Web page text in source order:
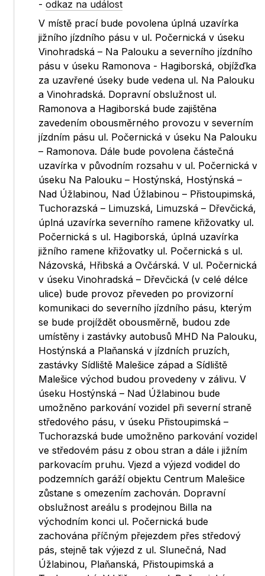
-odkaz na událost
V místě prací bude povolena úplná uzavírka
jižního jízdního pásu v ul. Počernická v úseku
Vinohradská – Na Palouku a severního jízdního
pásu v úseku Ramonova - Hagiborská, objížďka
za uzavřené úseky bude vedena ul. Na Palouku
a Vinohradská. Dopravní obslužnost ul.
Ramonova a Hagiborská bude zajištěna
zavedením obousměrného provozu v severním
jízdním pásu ul. Počernická v úseku Na Palouku
– Ramonova. Dále bude povolena částečná
uzavírka v původním rozsahu v ul. Počernická v
úseku Na Palouku – Hostýnská, Hostýnská –
Nad Úžlabinou, Nad Úžlabinou – Přistoupimská,
Tuchorazská – Limuzská, Limuzská – Dřevčická,
úplná uzavírka severního ramene křižovatky ul.
Počernická s ul. Hagiborská, úplná uzavírka
jižního ramene křižovatky ul. Počernická s ul.
Názovská, Hřibská a Ovčárská. V ul. Počernická
v úseku Vinohradská – Dřevčická (v celé délce
ulice) bude provoz převeden po provizorní
komunikaci do severního jízdního pásu, kterým
se bude projíždět obousměrně, budou zde
umístěny i zastávky autobusů MHD Na Palouku,
Hostýnská a Plaňanská v jízdních pruzích,
zastávky Sídliště Malešice západ a Sídliště
Malešice východ budou provedeny v zálivu. V
úseku Hostýnská – Nad Úžlabinou bude
umožněno parkování vozidel při severní straně
středového pásu, v úseku Přistoupimská –
Tuchorazská bude umožněno parkování vozidel
ve středovém pásu z obou stran a dále i jižním
parkovacím pruhu. Vjezd a výjezd vodidel do
podzemních garáží objektu Centrum Malešice
zůstane s omezením zachován. Dopravní
obslužnost areálu s prodejnou Billa na
východním konci ul. Počernická bude
zachována příčným přejezdem přes středový
pás, stejně tak výjezd z ul. Slunečná, Nad
Úžlabinou, Plaňanská, Přistoupimská a